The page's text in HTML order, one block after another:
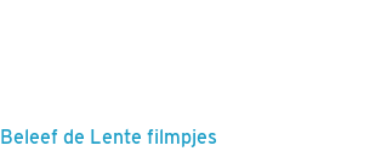
de Lente filmpjes